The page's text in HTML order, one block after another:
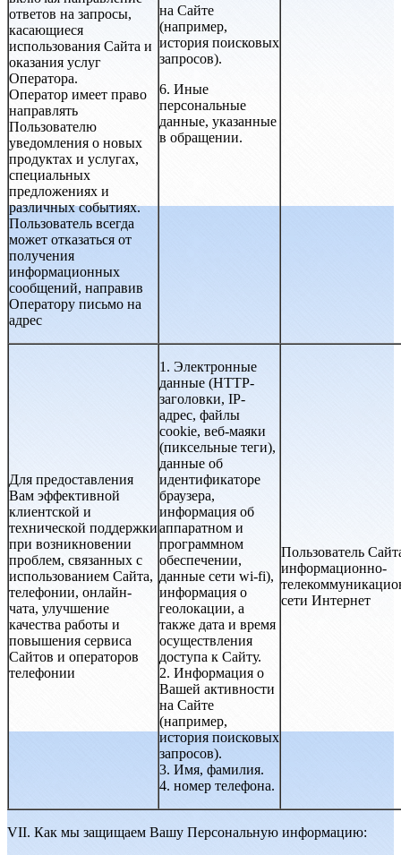
ответов на запросы,
касающиеся
использования Сайта и
оказания услуг
Оператора.
Оператор имеет право
направлять
Пользователю
уведомления о новых
продуктах и услугах,
специальных
предложениях и
различных событиях.
Пользователь всегда
может отказаться от
получения
информационных
сообщений, направив
Оператору письмо на
адрес
на Сайте
(например,
история поисковых
запросов).
6. Иные
персональные
данные, указанные
в обращении.
Для предоставления
Вам эффективной
клиентской и
технической поддержки
при возникновении
проблем, связанных с
использованием Сайта,
телефонии, онлайн-
чата, улучшение
качества работы и
повышения сервиса
Сайтов и операторов
телефонии
1. Электронные
данные (HTTP-
заголовки, IP-
адрес, файлы
cookie, веб-маяки
(пиксельные теги),
данные об
идентификаторе
браузера,
информация об
аппаратном и
программном
обеспечении,
данные сети wi-fi),
информация о
геолокации, а
также дата и время
осуществления
доступа к Сайту.
2. Информация о
Вашей активности
на Сайте
(например,
история поисковых
запросов).
3. Имя, фамилия.
4. номер телефона.
Пользователь
информационно-
сети Интернет
VII. Как мы защищаем Вашу Персональную информацию: